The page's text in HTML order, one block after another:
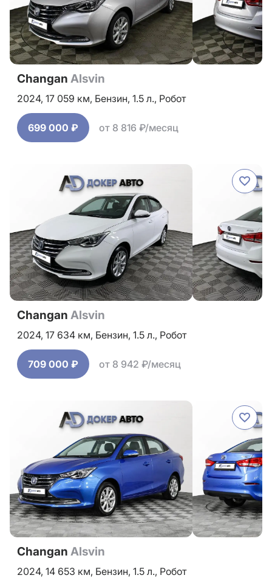
Changan Alsvin
2024, 17 059 км, Бензин, 1.5 л., Робот
699 000 ₽ от 8 816 ₽/месяц
Changan Alsvin
2024, 17 634 км, Бензин, 1.5 л., Робот
709 000 ₽ от 8 942 ₽/месяц
Changan Alsvin
2024, 14 653 км, Бензин, 1.5 л., Робот